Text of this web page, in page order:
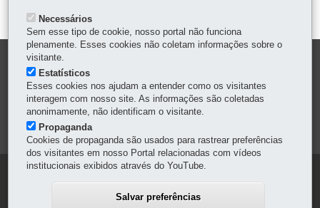
MAPA DO SITE
DENUNCIE CORRUPÇÃO
Necessários
Sem esse tipo de cookie, nosso portal não funciona
plenamente. Esses cookies não coletam informações sobre o
visitante.
Estatísticos
Esses cookies nos ajudam a entender como os visitantes
interagem com nosso site. As informações são coletadas
anonimamente, não identificam o visitante.
Propaganda
Cookies de propaganda são usados para rastrear preferências
dos visitantes em nosso Portal relacionadas com vídeos
institucionais exibidos através do YouTube.
Salvar preferências